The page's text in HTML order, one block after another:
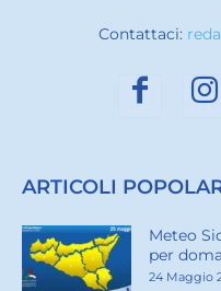
Contattaci:
ARTICOLI
Meteo
per
24 Maggio